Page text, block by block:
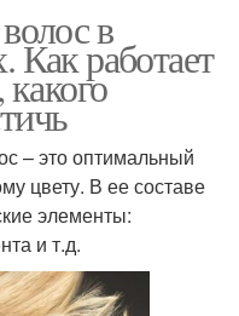
в
работает
– это оптимальный
цвету. В ее составе
элементы:
и т.д.